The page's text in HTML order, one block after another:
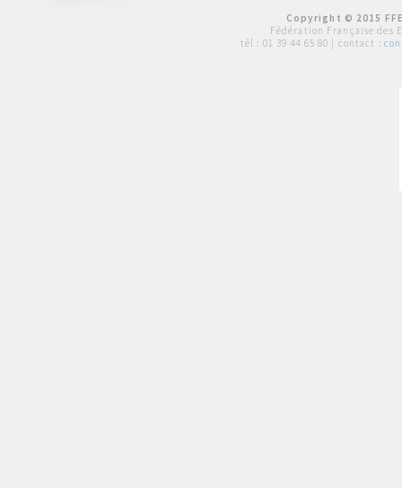
Copyright © 2015
Fédération Française des
tél : 01 39 44 65 80 | contact :